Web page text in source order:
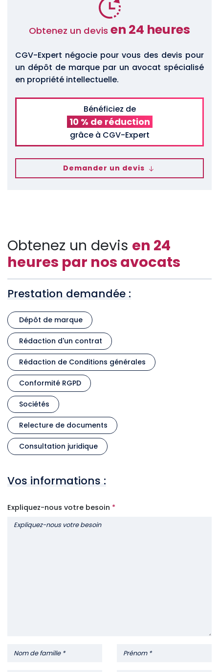
Obtenez un devis en 24 heures
CGV-Expert négocie pour vous des devis pour
un dépôt de marque par un avocat spécialisé
en propriété intellectuelle.
Bénéficiez de
10 % de réduction
grâce à CGV-Expert
Demander un devis
Obtenez un devis en 24
heures par nos avocats
Prestation demandée :
Dépôt de marque
Rédaction d'un contrat
Rédaction de Conditions générales
Conformité RGPD
Sociétés
Relecture de documents
Consultation juridique
Vos informations :
Expliquez-nous votre besoin